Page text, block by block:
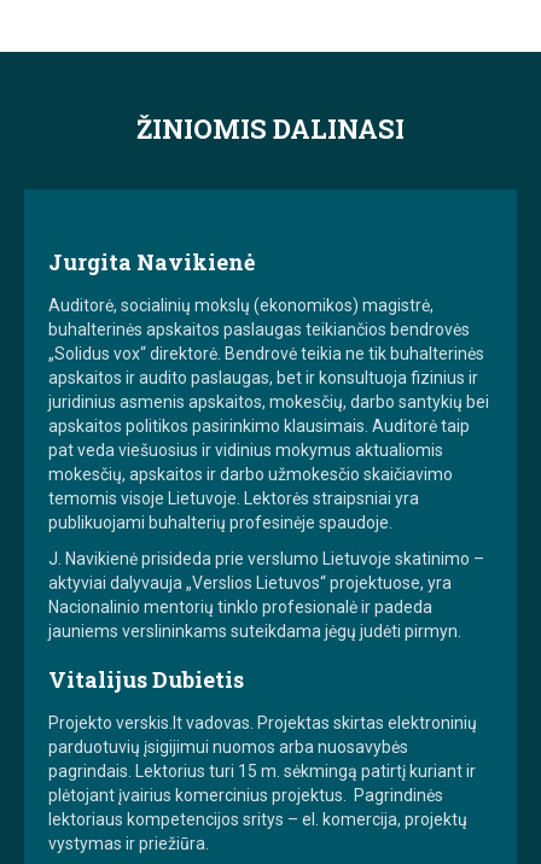
ŽINIOMIS DALINASI
Jurgita Navikienė
Auditorė, socialinių mokslų (ekonomikos) magistrė,
buhalterinės apskaitos paslaugas teikiančios bendrovės
„Solidus vox“ direktorė. Bendrovė teikia ne tik buhalterinės
apskaitos ir audito paslaugas, bet ir konsultuoja fizinius ir
juridinius asmenis apskaitos, mokesčių, darbo santykių bei
apskaitos politikos pasirinkimo klausimais. Auditorė taip
pat veda viešuosius ir vidinius mokymus aktualiomis
mokesčių, apskaitos ir darbo užmokesčio skaičiavimo
temomis visoje Lietuvoje. Lektorės straipsniai yra
publikuojami buhalterių profesinėje spaudoje.
J. Navikienė prisideda prie verslumo Lietuvoje skatinimo –
aktyviai dalyvauja „Verslios Lietuvos“ projektuose, yra
Nacionalinio mentorių tinklo profesionalė ir padeda
jauniems verslininkams suteikdama jėgų judėti pirmyn.
Vitalijus Dubietis
Projekto verskis.lt vadovas. Projektas skirtas elektroninių
parduotuvių įsigijimui nuomos arba nuosavybės
pagrindais. Lektorius turi 15 m. sėkmingą patirtį kuriant ir
plėtojant įvairius komercinius projektus. Pagrindinės
lektoriaus kompetencijos sritys – el. komercija, projektų
vystymas ir priežiūra.